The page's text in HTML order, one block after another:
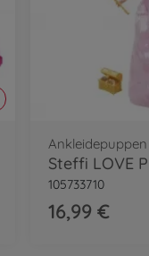
105733710
16,99 €